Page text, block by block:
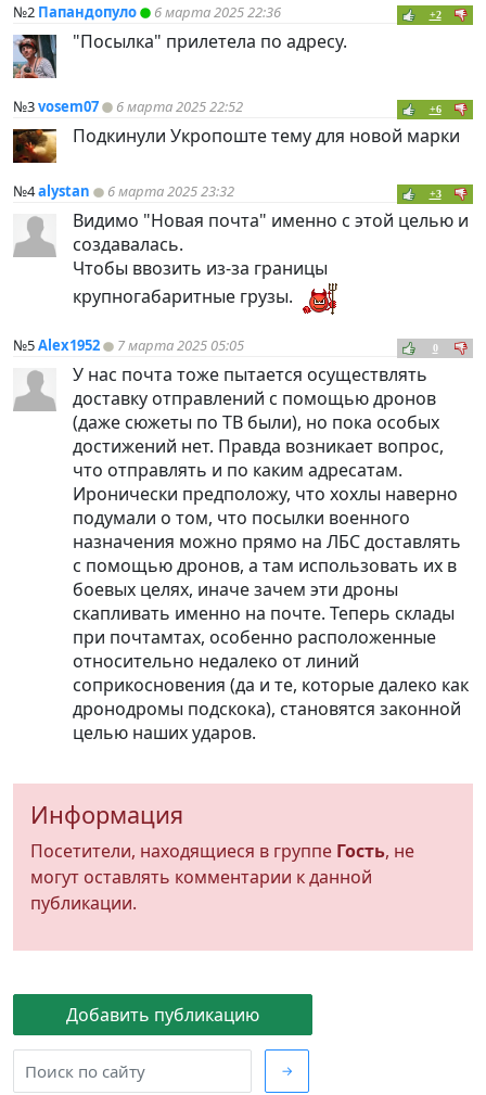
Добавить публикацию
→
№2 Папандопуло 6 марта 2025 22:36 +2
"Посылка" прилетела по адресу.
№3vosem07 6 марта 2025 22:52 +6
Подкинули Укропоште тему для новой марки
№4alystan 6 марта 2025 23:32 +3
Видимо "Новая почта" именно с этой целью и
создавалась.
Чтобы ввозить из-за границы
крупногабаритные грузы.
№5Alex1952 7 марта 2025 05:05 0
У нас почта тоже пытается осуществлять
доставку отправлений с помощью дронов
(даже сюжеты по ТВ были), но пока особых
достижений нет. Правда возникает вопрос,
что отправлять и по каким адресатам.
Иронически предположу, что хохлы наверно
подумали о том, что посылки военного
назначения можно прямо на ЛБС доставлять
с помощью дронов, а там использовать их в
боевых целях, иначе зачем эти дроны
скапливать именно на почте. Теперь склады
при почтамтах, особенно расположенные
относительно недалеко от линий
соприкосновения (да и те, которые далеко как
дронодромы подскока), становятся законной
целью наших ударов.
Информация
Посетители, находящиеся в группе Гость, не
могут оставлять комментарии к данной
публикации.